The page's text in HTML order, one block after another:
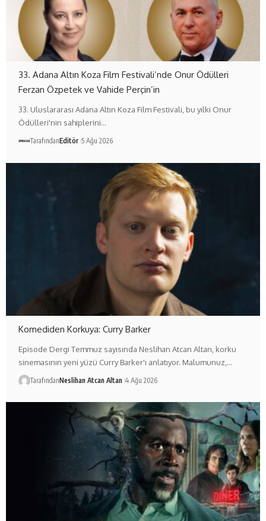
33. Adana Altın Koza Film Festivali’nde Onur Ödülleri
Ferzan Özpetek ve Vahide Perçin’in
33. Uluslararası Adana Altın Koza Film Festivali, bu yılki Onur
Ödülleri'nin sahiplerini…
TarafındanEditör 5 Ağu 2026
Komediden Korkuya: Curry Barker
Episode Dergi Temmuz sayısında Neslihan Atcan Altan, korku
sinemasının yeni yüzü Curry Barker'ı anlatıyor. Malumunuz,…
TarafındanNeslihan Atcan Altan 4 Ağu 2026